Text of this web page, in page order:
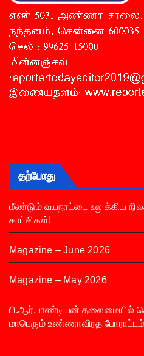
தற்போது
மீண்டும் வயநாட்டை உலுக்கிய
காட்சிகள்!
Magazine – June 2026
Magazine – May 2026
பி.ஆர்.பாண்டியன் தலைமையில்
மாபெரும் உண்ணாவிரத